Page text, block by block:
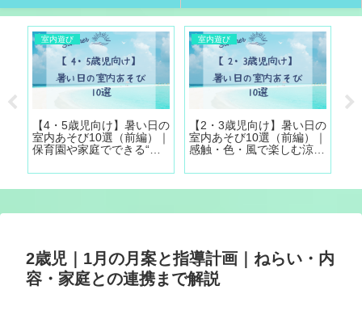
室内遊び
【4・5歳児向け】暑い日の
室内あそび10選（前編）｜
保育園や家庭でできる“涼
室内遊び
【2・3歳児向け】暑い日の
室内あそび10選（前編）｜
感触・色・風で楽しむ涼し
2歳児｜1月の月案と指導計画｜ねらい・内
容・家庭との連携まで解説